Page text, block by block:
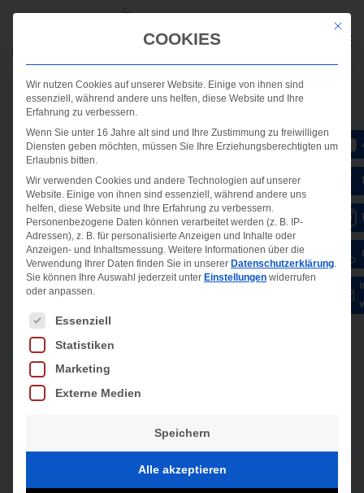
Mit
COOKIES
Wir nutzen Cookies auf unserer Website. Einige von ihnen sind
essenziell, während andere uns helfen, diese Website und Ihre
Erfahrung zu verbessern.
Wenn Sie unter 16 Jahre alt sind und Ihre Zustimmung zu freiwilligen
Diensten geben möchten, müssen Sie Ihre Erziehungsberechtigten um
Erlaubnis bitten.
Wir verwenden Cookies und andere Technologien auf unserer
Website. Einige von ihnen sind essenziell, während andere uns
helfen, diese Website und Ihre Erfahrung zu verbessern.
Personenbezogene Daten können verarbeitet werden (z. B. IP-
Adressen), z. B. für personalisierte Anzeigen und Inhalte oder
Anzeigen- und Inhaltsmessung. Weitere Informationen über die
Verwendung Ihrer Daten finden Sie in unserer Datenschutzerklärung.
Sie können Ihre Auswahl jederzeit unter Einstellungen widerrufen
oder anpassen.
Es folgt eine Liste der Service-Gruppen, für die
Essenziell
Statistiken
Marketing
Externe Medien
Speichern
Alle akzeptieren